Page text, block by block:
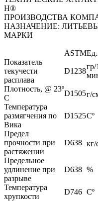
H®
ПРОИЗВОДСТВА
НАЗНАЧЕНИЕ:
МАРКИ
ASTM
Показатель
текучести
расплава
D1238
гр/
Плотность, @ 23º
C
D1505г/
Температура
размягчения по
Вика
D1525Сº
Предел
прочности при
растяжении
D638 кг/
Предельное
удлинение при
разрыве
D638 %
Температура
хрупкости
D746 Сº